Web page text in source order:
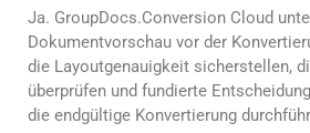
Ja. GroupDocs.Conversion Cloud
Dokumentvorschau vor der
die Layoutgenauigkeit sicherstellen,
überprüfen und fundierte
die endgültige Konvertierung